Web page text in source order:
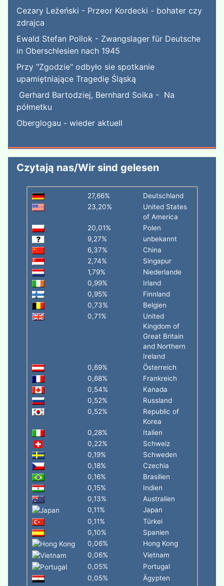
Cezary Leżeński - Przeor Kordecki - bohater czy
zdrajca
Ewald Stefan Pollok - Zwangslager für Deutsche
in Oberschlesien nach 1945
Przy "Zgodzie" odbyło sie spotkanie
upamiętniające Tragedię Śląską
Gerhard Bartodziej, Bernhard Soika - Na
półmetku
Oberglogau - wieder aktuell
Czytają nas/Wir sind gelesen
27,66%
Deutschland
23,20%
United States
of America
20,01%
Polen
9,27%
unbekannt
6,37%
China
2,74%
Singapur
1,79%
Niederlande
0,99%
Irland
0,95%
Finnland
0,73%
Belgien
0,71%
United
Kingdom of
Great Britain
and Northern
Ireland
0,69%
Österreich
0,68%
Frankreich
0,54%
Kanada
0,52%
Russland
0,52%
Republic of
Korea
0,28%
Italien
0,22%
Schweiz
0,19%
Schweden
0,18%
Czechia
0,16%
Brasilien
0,15%
Indien
0,13%
Australien
0,11%
Japan
0,11%
Türkei
0,10%
Spanien
0,06%
Hong Kong
0,06%
Vietnam
0,05%
Portugal
0,05%
Ägypten